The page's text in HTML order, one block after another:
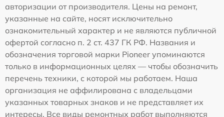
авторизации от производителя. Цены на ремонт,
указанные на сайте, носят исключительно
ознакомительный характер и не являются публичной
офертой согласно п. 2 ст. 437 ГК РФ. Названия и
обозначения торговой марки Pioneer упоминаются
только в информационных целях — чтобы обозначить
перечень техники, с которой мы работаем. Наша
организация не аффилирована с владельцами
указанных товарных знаков и не представляет их
интересы. Все виды ремонтных работ выполняются